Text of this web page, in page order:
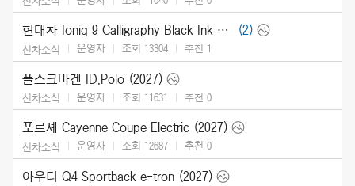
현대차 Ioniq 9 Calligraphy Black Ink (2027) (2)
신차소식 운영자 조회 13304 추천 1
폴스크바겐 ID.Polo (2027)
신차소식 운영자 조회 11631 추천 0
포르셰 Cayenne Coupe Electric (2027)
신차소식 운영자 조회 12687 추천 0
아우디 Q4 Sportback e-tron (2027)